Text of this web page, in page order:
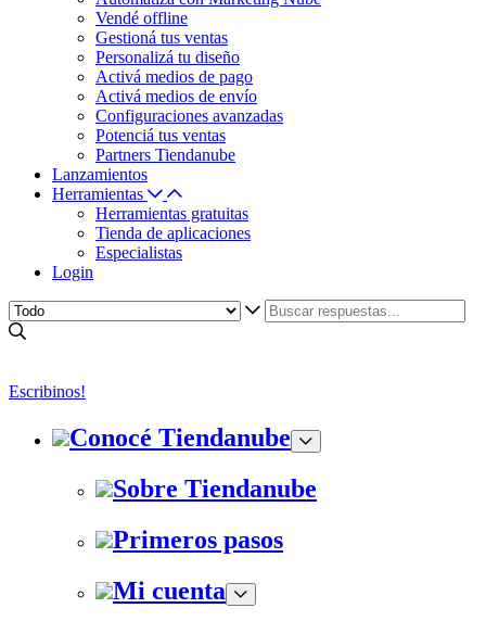
Vendé offline
Gestioná tus ventas
Personalizá tu diseño
Activá medios de pago
Activá medios de envío
Configuraciones avanzadas
Potenciá tus ventas
Partners Tiendanube
Lanzamientos
Herramientas
Herramientas gratuitas
Tienda de aplicaciones
Especialistas
Login
Escribinos!
Conocé Tiendanube
Sobre Tiendanube
Primeros pasos
Mi cuenta